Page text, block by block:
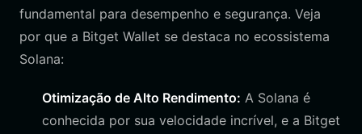
fundamental para desempenho e segurança. Veja
por que a Bitget Wallet se destaca no ecossistema
Solana:
Otimização de Alto Rendimento: A Solana é
conhecida por sua velocidade incrível, e a Bitget